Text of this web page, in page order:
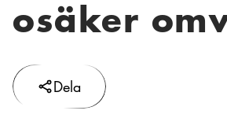
osäker
Dela